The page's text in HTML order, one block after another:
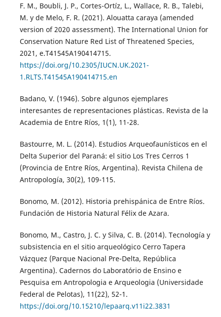
F. M., Boubli, J. P., Cortes-Ortíz, L., Wallace, R. B., Talebi,
M. y de Melo, F. R. (2021). Alouatta caraya (amended
version of 2020 assessment). The International Union for
Conservation Nature Red List of Threatened Species,
2021, e.T41545A190414715.
https://doi.org/10.2305/IUCN.UK.2021-
1.RLTS.T41545A190414715.en
Badano, V. (1946). Sobre algunos ejemplares
interesantes de representaciones plásticas. Revista de la
Academia de Entre Ríos, 1(1), 11-28.
Bastourre, M. L. (2014). Estudios Arqueofaunísticos en el
Delta Superior del Paraná: el sitio Los Tres Cerros 1
(Provincia de Entre Ríos, Argentina). Revista Chilena de
Antropología, 30(2), 109-115.
Bonomo, M. (2012). Historia prehispánica de Entre Ríos.
Fundación de Historia Natural Félix de Azara.
Bonomo, M., Castro, J. C. y Silva, C. B. (2014). Tecnología y
subsistencia en el sitio arqueológico Cerro Tapera
Vázquez (Parque Nacional Pre-Delta, República
Argentina). Cadernos do Laboratório de Ensino e
Pesquisa em Antropologia e Arqueologia (Universidade
Federal de Pelotas), 11(22), 52-1.
https://doi.org/10.15210/lepaarq.v11i22.3831